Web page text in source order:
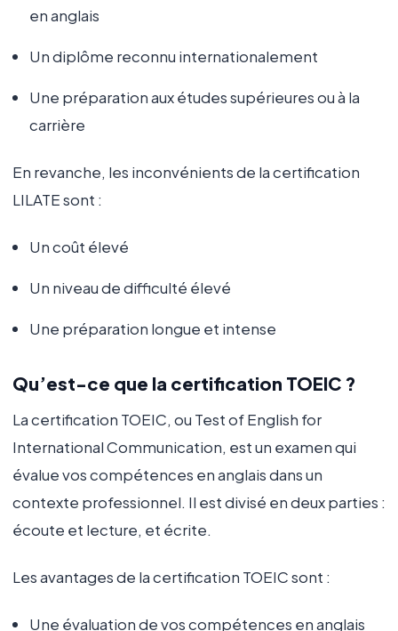
en anglais
Un diplôme reconnu internationalement
Une préparation aux études supérieures ou à la
carrière
En revanche, les inconvénients de la certification
LILATE sont :
Un coût élevé
Un niveau de difficulté élevé
Une préparation longue et intense
Qu’est-ce que la certification TOEIC ?
La certification TOEIC, ou Test of English for
International Communication, est un examen qui
évalue vos compétences en anglais dans un
contexte professionnel. Il est divisé en deux parties :
écoute et lecture, et écrite.
Les avantages de la certification TOEIC sont :
Une évaluation de vos compétences en anglais